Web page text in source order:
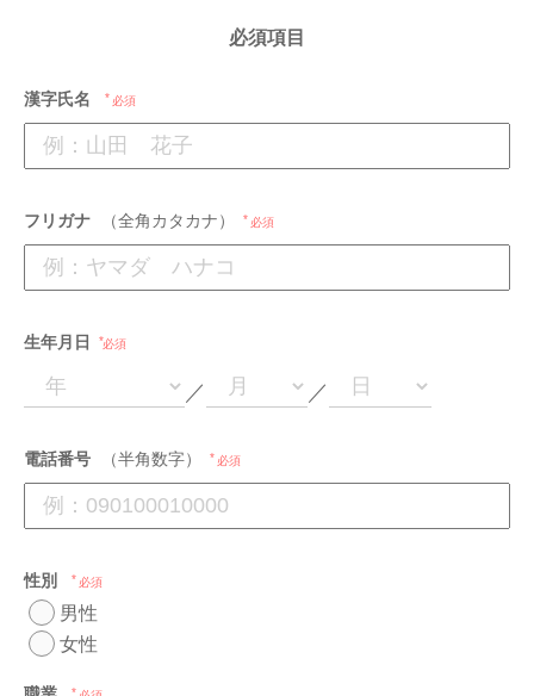
必須項目
漢字氏名 必須
フリガナ （全角カタカナ） 必須
生年月日 必須
／ ／
電話番号 （半角数字） 必須
性別 必須
男性
女性